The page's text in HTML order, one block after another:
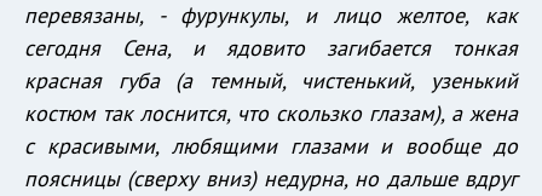
перевязаны, - фурункулы, и лицо желтое, как
сегодня
Сена, и ядовито загибается тонкая
красная губа (а темный, чистенький, узенький
костюм так лоснится, что скользко глазам), а жена
с красивыми, любящими глазами и вообще до
поясницы (сверху вниз) недурна, но дальше вдруг